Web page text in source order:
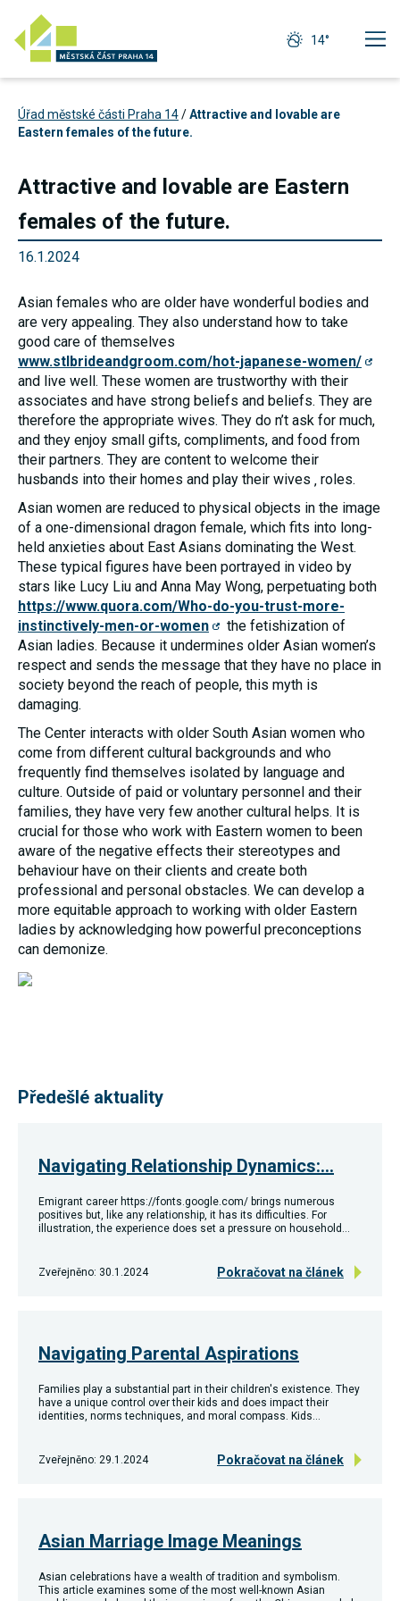
14°
Úřad městské části Praha 14/Attractive and lovable are
Eastern females of the future.
Attractive and lovable are Eastern
females of the future.
16.1.2024
Asian females who are older have wonderful bodies and
are very appealing. They also understand how to take
good care of themselves
www.stlbrideandgroom.com/hot-japanese-women/
and live well. These women are trustworthy with their
associates and have strong beliefs and beliefs. They are
therefore the appropriate wives. They do n’t ask for much,
and they enjoy small gifts, compliments, and food from
their partners. They are content to welcome their
husbands into their homes and play their wives ‚ roles.
Asian women are reduced to physical objects in the image
of a one-dimensional dragon female, which fits into long-
held anxieties about East Asians dominating the West.
These typical figures have been portrayed in video by
stars like Lucy Liu and Anna May Wong, perpetuating both
https://www.quora.com/Who-do-you-trust-more-
instinctively-men-or-women
the fetishization of
Asian ladies. Because it undermines older Asian women’s
respect and sends the message that they have no place in
society beyond the reach of people, this myth is
damaging.
The Center interacts with older South Asian women who
come from different cultural backgrounds and who
frequently find themselves isolated by language and
culture. Outside of paid or voluntary personnel and their
families, they have very few another cultural helps. It is
crucial for those who work with Eastern women to been
aware of the negative effects their stereotypes and
behaviour have on their clients and create both
professional and personal obstacles. We can develop a
more equitable approach to working with older Eastern
ladies by acknowledging how powerful preconceptions
can demonize.
Předešlé aktuality
Navigating Relationship Dynamics:…
Emigrant career https://fonts.google.com/ brings numerous
positives but, like any relationship, it has its difficulties. For
illustration, the experience does set a pressure on household…
Zveřejněno: 30.1.2024 Pokračovat na článek
Navigating Parental Aspirations
Families play a substantial part in their children's existence. They
have a unique control over their kids and does impact their
identities, norms techniques, and moral compass. Kids…
Zveřejněno: 29.1.2024 Pokračovat na článek
Asian Marriage Image Meanings
Asian celebrations have a wealth of tradition and symbolism.
This article examines some of the most well-known Asian
Technické
cookies
Technické
cookies jsou
správné
fungování
webu a všech
funkcí, které
nabízí.
Váš souhlas s
využitím
technických
cookies na
našem webu.
Z tohoto
důvodu
technické
cookies
nemohou být
individuálně
deaktivovány
nebo
Analytické
cookies
Analytické
cookies nám
umožňují
měření
výkonu
našeho webu
a našich
reklamních
kampaní.
Jejich pomocí
určujeme
počet návštěv
našeho webu.
vypnete
používání
analytických
návštěvě,
našich
Personalizované
Používáme rovněž
soubory cookie a
potřebám a zájmům